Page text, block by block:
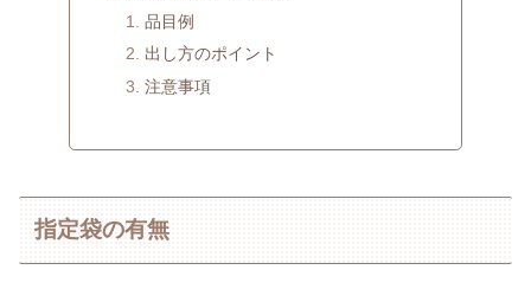
品目例
出し方のポイント
注意事項
指定袋の有無